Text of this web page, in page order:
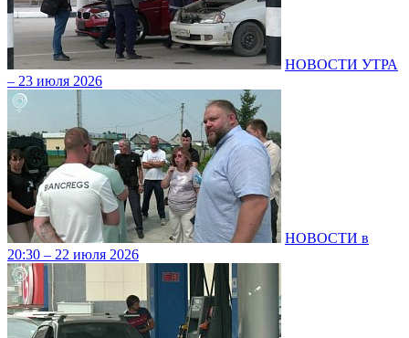
НОВОСТИ УТРА
– 23 июля 2026
НОВОСТИ в
20:30 – 22 июля 2026